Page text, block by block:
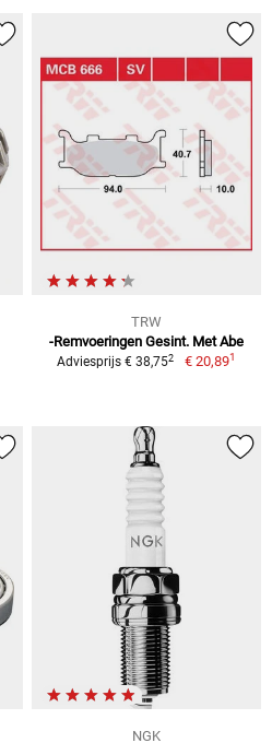
TRW
-Remvoeringen Gesint. Met Abe
Adviesprijs € 38,752 € 20,891
NGK